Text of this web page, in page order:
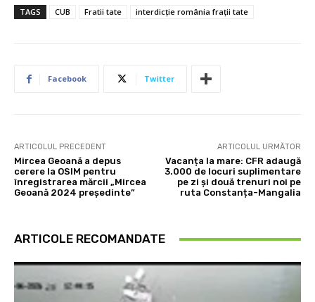
TAGS CUB Fratii tate interdicție românia frații tate
Facebook Twitter
ARTICOLUL PRECEDENT
Mircea Geoană a depus
cerere la OSIM pentru
înregistrarea mărcii „Mircea
Geoană 2024 președinte”
ARTICOLUL URMĂTOR
Vacanța la mare: CFR adaugă
3.000 de locuri suplimentare
pe zi și două trenuri noi pe
ruta Constanța-Mangalia
ARTICOLE RECOMANDATE